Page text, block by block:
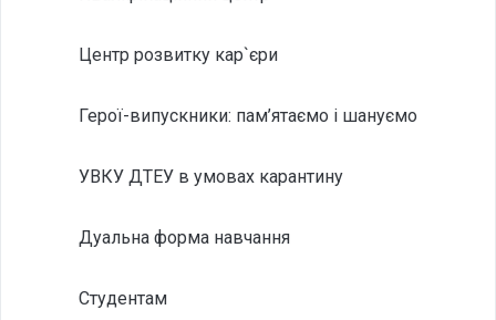
Центр розвитку кар`єри
Герої-випускники: пам’ятаємо і шануємо
УВКУ ДТЕУ в умовах карантину
Дуальна форма навчання
Студентам